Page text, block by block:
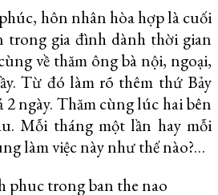
hôn nhân hòa hợp là cuối
trong gia đình dành thời gian
về thăm ông bà nội, ngoại,
Từ đó làm rõ thêm thứ Bảy
2 ngày. Thăm cùng lúc hai bên
Mỗi tháng một lần hay mỗi
làm việc này như thế nào?…